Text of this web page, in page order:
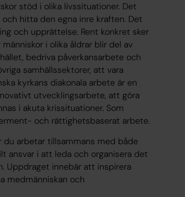
stöd i olika livssituationer. Det
hitta den egna inre kraften. Det
och upprättelse. Rent konkret sker
i olika åldrar blir del av
bedriva påverkansarbete och
samhällssektorer, att vara
kyrkans diakonala arbete är en
utvecklingsarbete, att göra
i akuta krissituationer. Som
och rättighetsbaserat arbete.
du arbetar tillsammans med både
ansvar i att leda och organisera det
Uppdraget innebär att inspirera
medmänniskan och